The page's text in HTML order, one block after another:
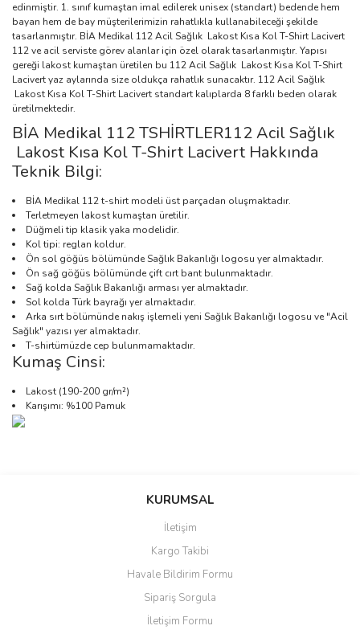
edinmiştir. 1. sınıf kumaştan imal edilerek unisex (standart) bedende hem
bayan hem de bay müşterilerimizin rahatlıkla kullanabileceği şekilde
tasarlanmıştır. BİA Medikal 112 Acil Sağlık Lakost Kısa Kol T-Shirt Lacivert
112 ve acil serviste görev alanlar için özel olarak tasarlanmıştır. Yapısı
gereği lakost kumaştan üretilen bu 112 Acil Sağlık Lakost Kısa Kol T-Shirt
Lacivert yaz aylarında size oldukça rahatlık sunacaktır. 112 Acil Sağlık
Lakost Kısa Kol T-Shirt Lacivert standart kalıplarda 8 farklı beden olarak
üretilmektedir.
BİA Medikal 112 TSHİRTLER112 Acil Sağlık
Lakost Kısa Kol T-Shirt Lacivert Hakkında
Teknik Bilgi:
BİA Medikal 112 t-shirt modeli üst parçadan oluşmaktadır.
Terletmeyen lakost kumaştan üretilir.
Düğmeli tip klasik yaka modelidir.
Kol tipi: reglan koldur.
Ön sol göğüs bölümünde Sağlık Bakanlığı logosu yer almaktadır.
Ön sağ göğüs bölümünde çift cırt bant bulunmaktadır.
Sağ kolda Sağlık Bakanlığı arması yer almaktadır.
Sol kolda Türk bayrağı yer almaktadır.
Arka sırt bölümünde nakış işlemeli yeni Sağlık Bakanlığı logosu ve "Acil
Sağlık" yazısı yer almaktadır.
T-shirtümüzde cep bulunmamaktadır.
Kumaş Cinsi:
Lakost (190-200 gr/m²)
Karışımı: %100 Pamuk
Bu ürüne ilk yorumu siz yapın!
Ürün resmi kalitesiz, bozuk veya görüntülenemiyor.
Ürün açıklamasında eksik bilgiler bulunuyor.
Ürün bilgilerinde hatalar bulunuyor.
Ürün fiyatı diğer sitelerden daha pahalı.
Sitemize ilk yorumu siz yapın!
Deneyimini Paylaş
KURUMSAL
İletişim
Kargo Takibi
Havale Bildirim Formu
Sipariş Sorgula
İletişim Formu